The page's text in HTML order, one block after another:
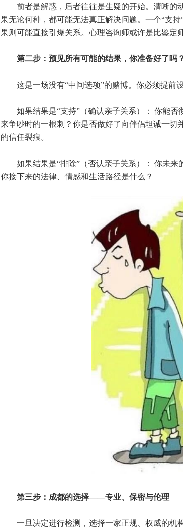
前者是解惑，后者往往是生疑的开始。清晰的
果无论何种，都可能无法真正解决问题。一个“支
果则可能直接引爆关系。心理咨询师或许是比鉴定
第二步：预见所有可能的结果，你准备好了吗
这是一场没有“中间选项”的赌博。你必须提前设
如果结果是“支持”（确认亲子关系）： 你能否
来争吵时的一根刺？你是否做好了向伴侣坦诚一
的信任裂痕。
如果结果是“排除”（否认亲子关系）： 你未来
你接下来的法律、情感和生活路径是什么？
第三步：成都的选择——专业、保密与伦理
一旦决定进行检测，选择一家正规、权威的机